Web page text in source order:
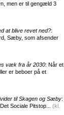
men er til gengæld 3
at blive revet ned?:
Sæby, som afsender
væk fra år 2030: Når et
er beboer på et
til Skagen og Sæby:
Sociale Pitstop... (kl.